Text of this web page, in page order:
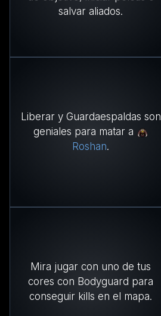
salvar aliados.
Liberar y Guardaespaldas son
geniales para matar a
Roshan.
Mira jugar con uno de tus
cores con Bodyguard para
conseguir kills en el mapa.